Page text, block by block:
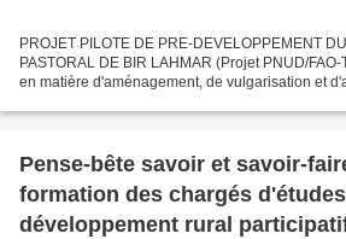
PROJET PILOTE DE PRE-DEVELOPPEMENT
PASTORAL DE BIR LAHMAR (Projet PNUD/
en matière d'aménagement, de vulgarisation et
Pense-bête savoir et savoir-
formation des chargés
développement rural